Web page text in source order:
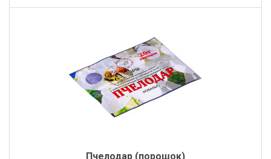
Пчелодар (порошок)